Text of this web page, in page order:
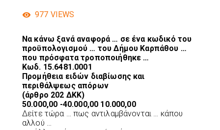
977 VIEWS
Να κάνω ξανά αναφορά … σε ένα κωδικό του
προϋπολογισμού … του Δήμου Καρπάθου …
που πρόσφατα τροποποιήθηκε …
Κωδ. 15.6481.0001
Προμήθεια ειδών διαβίωσης και
περιθάλψεως απόρων
(άρθρο 202 ΔΚΚ)
50.000,00 -40.000,00 10.000,00
Δείτε τώρα … πως αντιλαμβάνονται … κάπου
αλλού …